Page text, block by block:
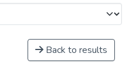
Back to results